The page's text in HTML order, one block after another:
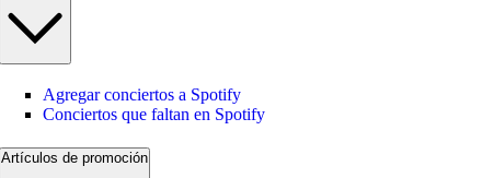
Agregar conciertos a Spotify
Conciertos que faltan en Spotify
Artículos de promoción